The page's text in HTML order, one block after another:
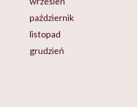
październik
listopad
grudzień